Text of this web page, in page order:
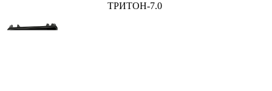
ТРИТОН-7.0